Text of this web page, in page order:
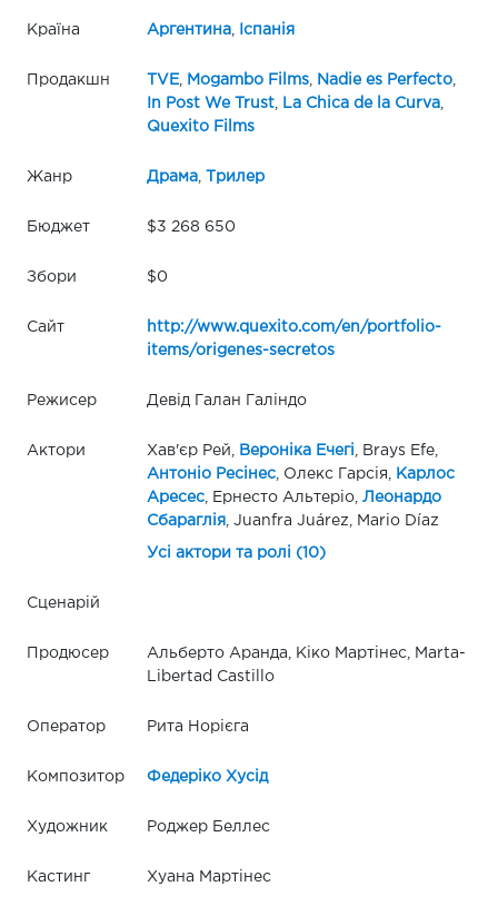
Країна Аргентина, Іспанія
Продакшн TVE, Mogambo Films, Nadie es Perfecto,
In Post We Trust, La Chica de la Curva,
Quexito Films
Жанр Драма, Трилер
Бюджет $3 268 650
Збори $0
Сайт
http://www.quexito.com/en/portfolio-
items/origenes-secretos
Режисер Девід Галан Галіндо
Актори Хав'єр Рей, Вероніка Ечегі , Brays Efe,
Антоніо Ресінес, Олекс Гарсія,
Карлос
Аресес, Ернесто Альтеріо, Леонардо
Сбараглія, Juanfra Juárez, Mario Díaz
Усі актори та ролі (10)
Сценарій
Продюсер
Альберто Аранда, Кіко Мартінес, Marta-
Libertad Castillo
Оператор Рита Норієга
Композитор Федеріко Хусід
Художник Роджер Беллес
Кастинг Хуана Мартінес